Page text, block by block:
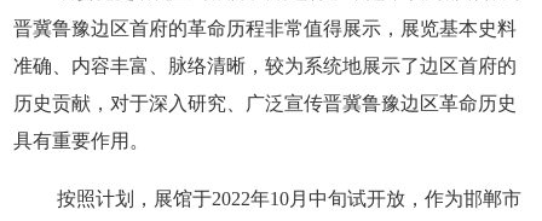
晋冀鲁豫边区首府的革命历程非常值得展示，展览基本史料
准确、内容丰富、脉络清晰，较为系统地展示了边区首府的
历史贡献，对于深入研究、广泛宣传晋冀鲁豫边区革命历史
具有重要作用。
按照计划，展馆于2022年10月中旬试开放，作为邯郸市